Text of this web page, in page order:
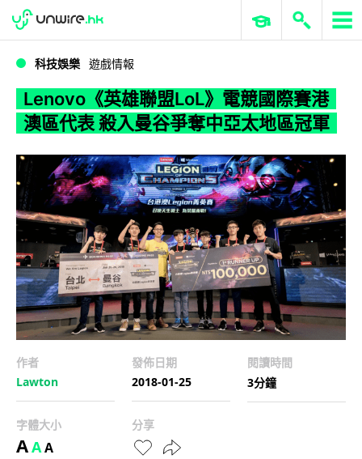
WWDC 2026 ERP 與商業 AI
科技娛樂 遊戲情報
Lenovo《英雄聯盟LoL》電競國際賽港
澳區代表 殺入曼谷爭奪中亞太地區冠軍
作者
Lawton
發佈日期
2018-01-25
閱讀時間
3分鐘
字體大小
AAA
分享